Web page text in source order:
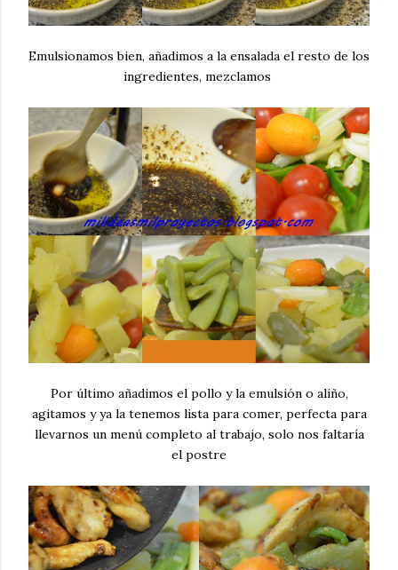
Emulsionamos bien, añadimos a la ensalada el resto de los
ingredientes, mezclamos
Por último añadimos el pollo y la emulsión o aliño,
agitamos y ya la tenemos lista para comer, perfecta para
llevarnos un menú completo al trabajo, solo nos faltaría
el postre